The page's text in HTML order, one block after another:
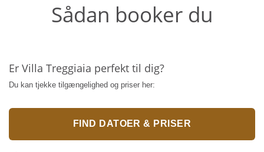
Sådan booker du
Er Villa Treggiaia perfekt til dig?
Du kan tjekke tilgængelighed og priser her:
FIND DATOER & PRISER